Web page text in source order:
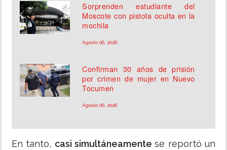
Sorprenden estudiante del
Moscote con pistola oculta en la
mochila
Agosto 06, 2026
Confirman 30 años de prisión
por crimen de mujer en Nuevo
Tocumen
Agosto 06, 2026
En tanto, casi simultáneamentese reportó un